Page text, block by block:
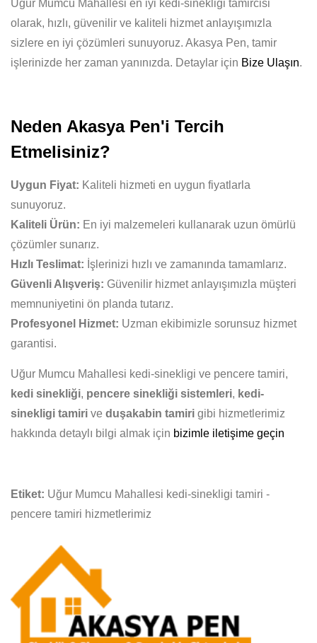
Uğur Mumcu Mahallesi en iyi kedi-sinekligi tamircisi
olarak, hızlı, güvenilir ve kaliteli hizmet anlayışımızla
sizlere en iyi çözümleri sunuyoruz. Akasya Pen, tamir
işlerinizde her zaman yanınızda. Detaylar için Bize Ulaşın.
Neden Akasya Pen'i Tercih
Etmelisiniz?
Uygun Fiyat: Kaliteli hizmeti en uygun fiyatlarla
sunuyoruz.
Kaliteli Ürün: En iyi malzemeleri kullanarak uzun ömürlü
çözümler sunarız.
Hızlı Teslimat: İşlerinizi hızlı ve zamanında tamamlarız.
Güvenli Alışveriş: Güvenilir hizmet anlayışımızla müşteri
memnuniyetini ön planda tutarız.
Profesyonel Hizmet: Uzman ekibimizle sorunsuz hizmet
garantisi.
Uğur Mumcu Mahallesi kedi-sinekligi ve pencere tamiri,
kedi sinekliği, pencere sinekliği sistemleri, kedi-
sinekligi tamiri ve duşakabin tamiri gibi hizmetlerimiz
hakkında detaylı bilgi almak için bizimle iletişime geçin
Etiket: Uğur Mumcu Mahallesi kedi-sinekligi tamiri -
pencere tamiri hizmetlerimiz